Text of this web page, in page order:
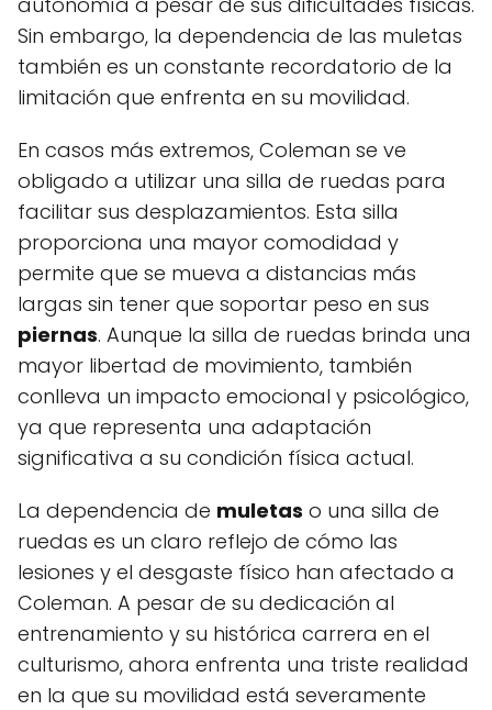
Sin embargo, la dependencia de las muletas
también es un constante recordatorio de la
limitación que enfrenta en su movilidad.
En casos más extremos, Coleman se ve
obligado a utilizar una silla de ruedas para
facilitar sus desplazamientos. Esta silla
proporciona una mayor comodidad y
permite que se mueva a distancias más
largas sin tener que soportar peso en sus
piernas. Aunque la silla de ruedas brinda una
mayor libertad de movimiento, también
conlleva un impacto emocional y psicológico,
ya que representa una adaptación
significativa a su condición física actual.
La dependencia de muletas o una silla de
ruedas es un claro reflejo de cómo las
lesiones y el desgaste físico han afectado a
Coleman. A pesar de su dedicación al
entrenamiento y su histórica carrera en el
culturismo, ahora enfrenta una triste realidad
en la que su movilidad está severamente